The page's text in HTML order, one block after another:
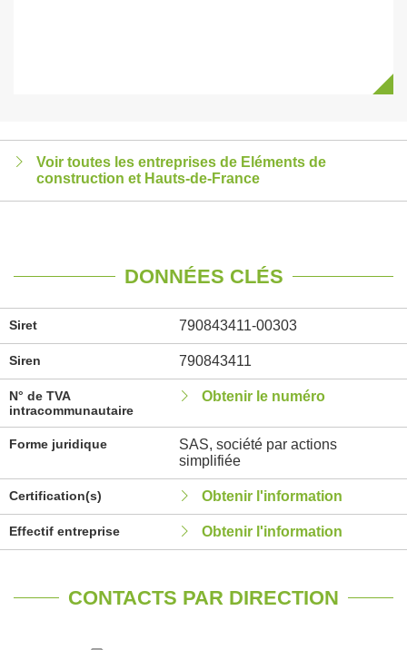
Voir toutes les entreprises de Eléments de
construction et Hauts-de-France
DONNÉES CLÉS
Siret 790843411-00303
Siren 790843411
N° de TVA
intracommunautaire
Obtenir le numéro
Forme juridique
SAS, société par actions
simplifiée
Certification(s) Obtenir l'information
Effectif entreprise Obtenir l'information
CONTACTS PAR DIRECTION